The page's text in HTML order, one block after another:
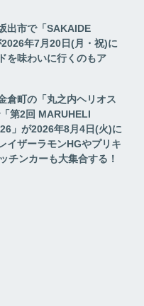
出市で「SAKAIDE
年7月20日(月・祝)に
を味わいに行くのもア
倉町の「丸之内ヘリオス
第2回 MARUHELI
」が2026年8月4日(火)に
イザーラモンHGやプリキ
チンカーも大集合する！